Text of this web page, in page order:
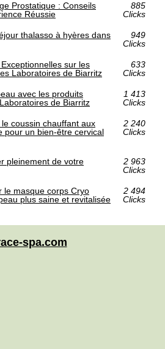
Prostatique : Conseils
Réussie
885
Clicks
thalasso à hyères dans
949
Clicks
sur les
Laboratoires de Biarritz
633
Clicks
avec les produits
de Biarritz
1 413
Clicks
coussin chauffant aux
pour un bien-être cervical
2 240
Clicks
pleinement de votre
2 963
Clicks
le masque corps Cryo
plus saine et revitalisée
2 494
Clicks
spa.com